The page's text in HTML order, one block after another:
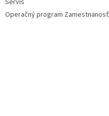
Servis
Operačný program Zamestnanosť